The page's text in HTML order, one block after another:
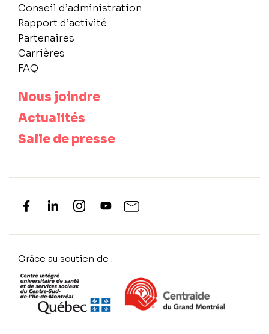
Conseil d’administration
Rapport d’activité
Partenaires
Carrières
FAQ
Nous joindre
Actualités
Salle de presse
Grâce au soutien de :